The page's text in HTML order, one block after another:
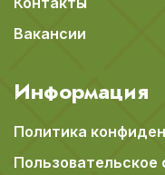
Вакансии
Информация
Политика
Пользовательское